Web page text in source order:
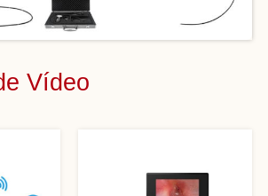
Vídeo